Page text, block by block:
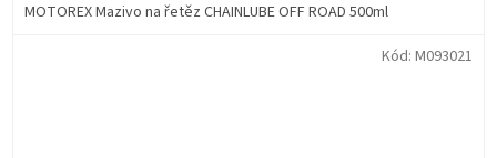
MOTOREX Mazivo na řetěz CHAINLUBE OFF ROAD 500ml
Kód: M093021